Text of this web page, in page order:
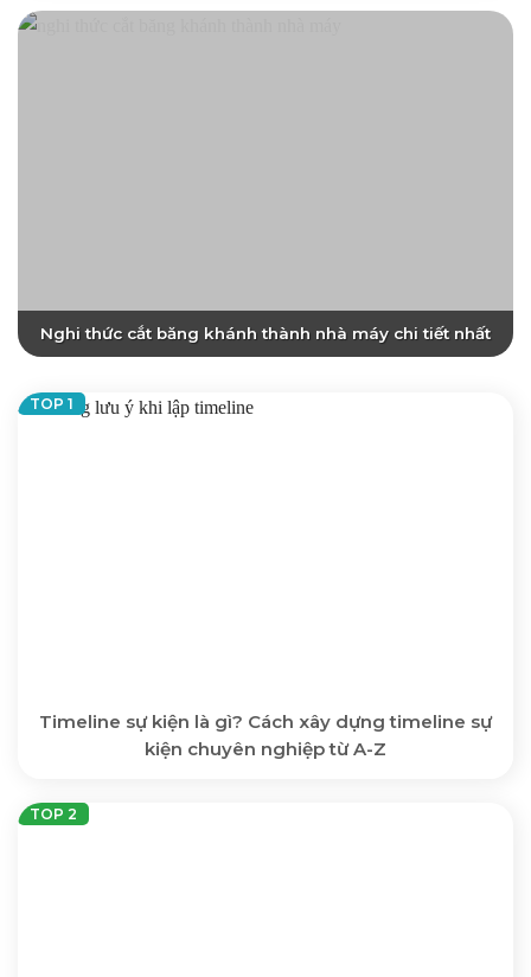
Nghi thức cắt băng khánh thành nhà máy chi tiết nhất
Timeline sự kiện là gì? Cách xây dựng timeline sự
kiện chuyên nghiệp từ A-Z